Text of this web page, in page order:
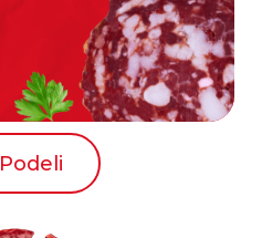
Podeli